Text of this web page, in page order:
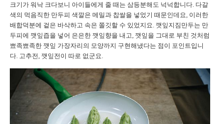
크기가 워낙 크다보니 아이들에게 줄 때는 삼등분해도 넉넉합니다. 다갈
색의 먹음직한 만두피 색깔은 메밀과 찹쌀을 넣었기 때문인데요, 이러한
배합덕분에 겉은 바삭하고 속은 쫄깃할 수 있었지요. 깻잎지짐만두는 만
두피에 깻잎즙을 넣어 은은한 깻잎향을 내고, 깻잎을 그대로 부친 것처럼
뾰족뾰족한 깻잎 가장자리의 모양까지 구현해냈다는 점이 포인트입니
다. 고추전, 깻잎전이 따로 없군요.